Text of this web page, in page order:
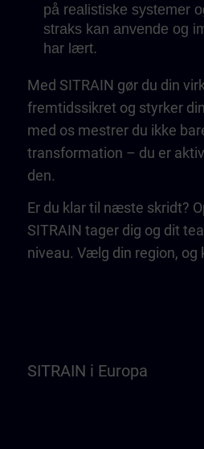
på realistiske systemer
straks kan anvende og
har lært.
Med SITRAIN gør du din
fremtidssikret og styrker
med os mestrer du ikke
transformation – du er
den.
Er du klar til næste skridt?
SITRAIN tager dig og dit
niveau. Vælg din region, og
SITRAIN i Europa